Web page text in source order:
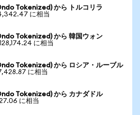
Tokenized) から トルコリラ
に相当
Tokenized) から 韓国ウォン
に相当
Tokenized) から ロシア・ルーブル
に相当
Tokenized) から カナダドル
に相当